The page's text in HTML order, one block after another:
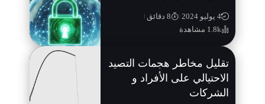
4 يوليو 2024
8 دقائق
1.8k مشاهدة
تقليل مخاطر هجمات التصيد
الاحتيالي على الأفراد و
الشركات